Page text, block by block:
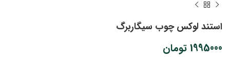
استند لوکس چوب سیگاربرگ
1995000 تومان